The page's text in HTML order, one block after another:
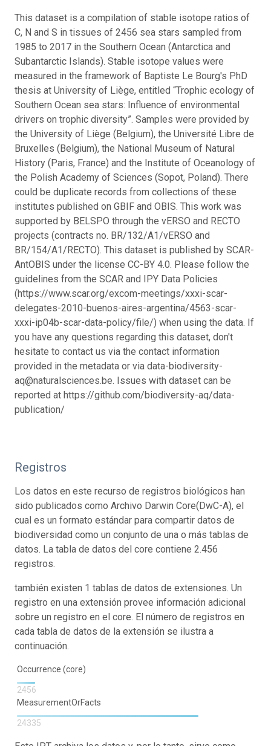
This dataset is a compilation of stable isotope ratios of
C, N and S in tissues of 2456 sea stars sampled from
1985 to 2017 in the Southern Ocean (Antarctica and
Subantarctic Islands). Stable isotope values were
measured in the framework of Baptiste Le Bourg's PhD
thesis at University of Liège, entitled “Trophic ecology of
Southern Ocean sea stars: Influence of environmental
drivers on trophic diversity”. Samples were provided by
the University of Liège (Belgium), the Université Libre de
Bruxelles (Belgium), the National Museum of Natural
History (Paris, France) and the Institute of Oceanology of
the Polish Academy of Sciences (Sopot, Poland). There
could be duplicate records from collections of these
institutes published on GBIF and OBIS. This work was
supported by BELSPO through the vERSO and RECTO
projects (contracts no. BR/132/A1/vERSO and
BR/154/A1/RECTO). This dataset is published by SCAR-
AntOBIS under the license CC-BY 4.0. Please follow the
guidelines from the SCAR and IPY Data Policies
(https://www.scar.org/excom-meetings/xxxi-scar-
delegates-2010-buenos-aires-argentina/4563-scar-
xxxi-ip04b-scar-data-policy/file/) when using the data. If
you have any questions regarding this dataset, don't
hesitate to contact us via the contact information
provided in the metadata or via data-biodiversity-
aq@naturalsciences.be. Issues with dataset can be
reported at https://github.com/biodiversity-aq/data-
publication/
Registros
Los datos en este recurso de registros biológicos han
sido publicados como Archivo Darwin Core(DwC-A), el
cual es un formato estándar para compartir datos de
biodiversidad como un conjunto de una o más tablas de
datos. La tabla de datos del core contiene 2.456
registros.
también existen 1 tablas de datos de extensiones. Un
registro en una extensión provee información adicional
sobre un registro en el core. El número de registros en
cada tabla de datos de la extensión se ilustra a
continuación.
Occurrence (core)
2456
MeasurementOrFacts
24335